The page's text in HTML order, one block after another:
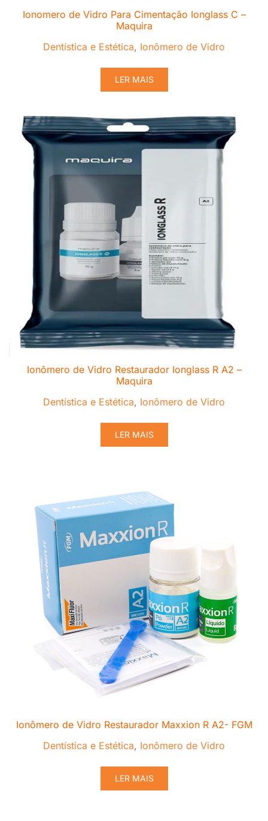
Ionomero de Vidro Para Cimentação Ionglass C –
Maquira
Dentística e Estética, Ionômero de Vidro
LER MAIS
Ionômero de Vidro Restaurador Ionglass R A2 –
Maquira
Dentística e Estética, Ionômero de Vidro
LER MAIS
Ionômero de Vidro Restaurador Maxxion R A2- FGM
Dentística e Estética, Ionômero de Vidro
LER MAIS